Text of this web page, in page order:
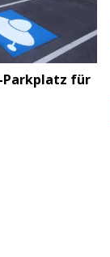
Parkplatz für